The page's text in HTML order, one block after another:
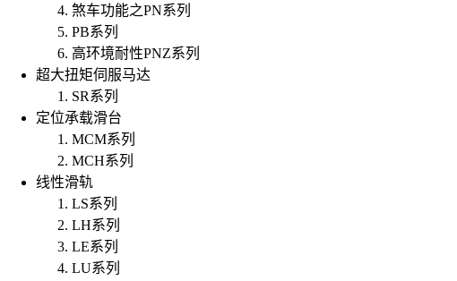
煞车功能之PN系列
PB系列
高环境耐性PNZ系列
超大扭矩伺服马达
SR系列
定位承载滑台
MCM系列
MCH系列
线性滑轨
LS系列
LH系列
LE系列
LU系列